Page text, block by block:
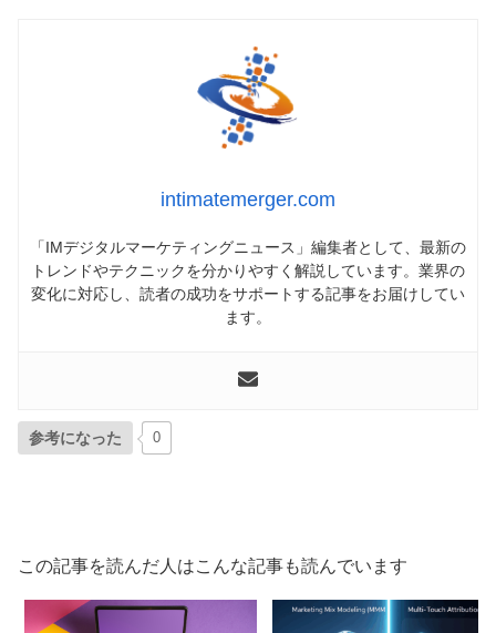
intimatemerger.com
「IMデジタルマーケティングニュース」編集者として、最新の
トレンドやテクニックを分かりやすく解説しています。業界の
変化に対応し、読者の成功をサポートする記事をお届けしてい
ます。
参考になった 0
この記事を読んだ人はこんな記事も読んでいます